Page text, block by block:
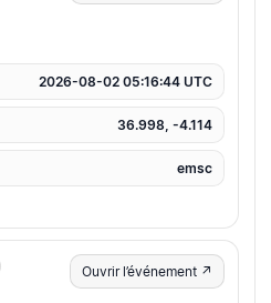
2026-08-02 05:16:44 UTC
36.998, -4.114
emsc
Ouvrir l’événement ↗